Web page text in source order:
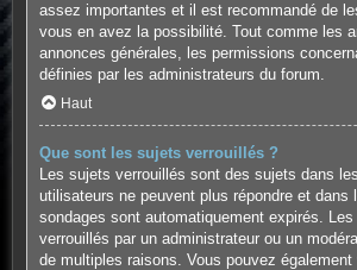
assez importantes et il est recommandé de
vous en avez la possibilité. Tout comme les
annonces générales, les permissions
définies par les administrateurs du forum.
Haut
Que sont les sujets verrouillés ?
Les sujets verrouillés sont des sujets dans
utilisateurs ne peuvent plus répondre et dans
sondages sont automatiquement expirés.
verrouillés par un administrateur ou un
de multiples raisons. Vous pouvez également